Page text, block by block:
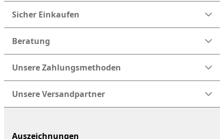
Sicher Einkaufen
Beratung
Unsere Zahlungsmethoden
Unsere Versandpartner
Auszeichnungen